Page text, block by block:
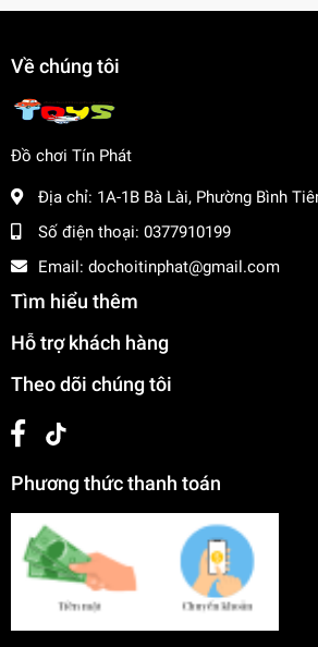
Về chúng tôi
Đồ chơi Tín Phát
Địa chỉ: 1A-1B Bà Lài, Phường Bình
Số điện thoại: 0377910199
Email: dochoitinphat@gmail.com
Tìm hiểu thêm
Hỗ trợ khách hàng
Theo dõi chúng tôi
Phương thức thanh toán